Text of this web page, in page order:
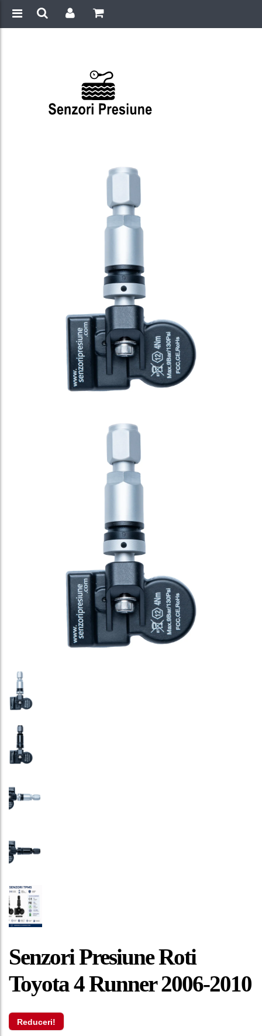
Senzori Presiune Roti
Toyota 4 Runner 2006-2010
Reduceri!